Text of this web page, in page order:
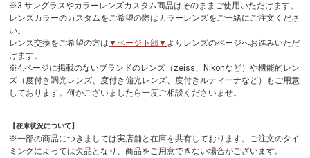
※3.サングラスやカラーレンズカスタム商品はそのままご使用いただけます。
レンズカラーのカスタムをご希望の際はカラーレンズをご一緒にご注文くださ
い。
レンズ交換をご希望の方は ▼ページ下部▼ よりレンズのページへお進みいただ
けます。
※4.ページに掲載のないブランドのレンズ（zeiss、Nikonなど）や機能的レン
ズ（度付き調光レンズ、度付き偏光レンズ、度付きルティーナなど）もご用意
しております。何かございましたら一度ご相談くださいませ。
【在庫状況について】
※一部の商品につきましては実店舗と在庫を共有しております。ご注文のタイ
ミングによっては欠品となり、商品をご用意できない場合がございます。